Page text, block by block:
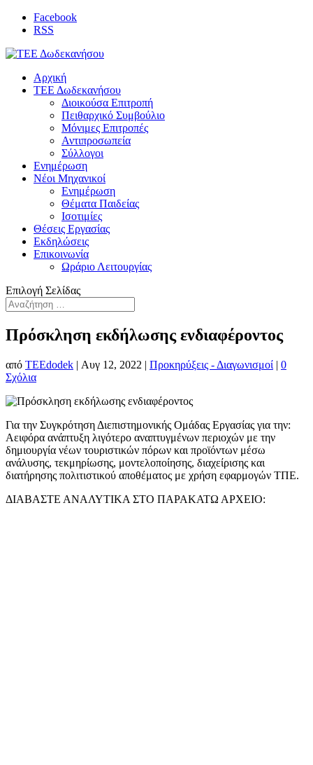
Facebook
RSS
Αρχική
ΤΕΕ Δωδεκανήσου
Διοικούσα Επιτροπή
Πειθαρχικό Συμβούλιο
Μόνιμες Επιτροπές
Αντιπροσωπεία
Σύλλογοι
Ενημέρωση
Νέοι Μηχανικοί
Ενημέρωση
Θέματα Παιδείας
Ισοτιμίες
Θέσεις Εργασίας
Εκδηλώσεις
Επικοινωνία
Ωράριο Λειτουργίας
Επιλογή Σελίδας
Πρόσκληση εκδήλωσης ενδιαφέροντος
από TEEdodek | Αυγ 12, 2022 | Προκηρύξεις - Διαγωνισμοί | 0
Σχόλια
Για την Συγκρότηση Διεπιστημονικής Ομάδας Εργασίας για την:
Αειφόρα ανάπτυξη λιγότερο αναπτυγμένων περιοχών με την
δημιουργία νέων τουριστικών πόρων και προϊόντων μέσω
ανάλυσης, τεκμηρίωσης, μοντελοποίησης, διαχείρισης και
διατήρησης πολιτιστικού αποθέματος με χρήση εφαρμογών ΤΠΕ.
ΔΙΑΒΑΣΤΕ ΑΝΑΛΥΤΙΚΑ ΣΤΟ ΠΑΡΑΚΑΤΩ ΑΡΧΕΙΟ: